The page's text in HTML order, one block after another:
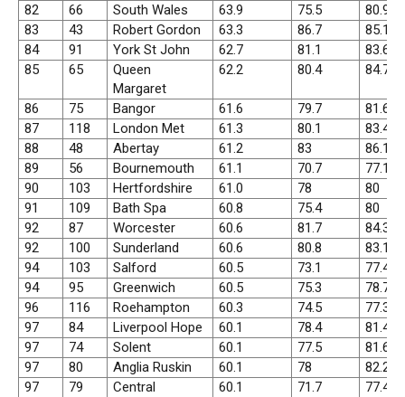
82
66 South Wales 63.9 75.5
80.9
83
43 Robert Gordon 63.3 86.7
85.1
84
91 York St John 62.7 81.1
83.6
85
65
Queen
Margaret
62.2 80.4 84.7
86 75 Bangor 61.6 79.7
81.6
87
118 London Met 61.3 80.1
83.4
88
48 Abertay 61.2 83
86.1
89
56 Bournemouth 61.1 70.7
77.1
90
103 Hertfordshire 61.0 78
80
91
109 Bath Spa 60.8 75.4
80
92
87 Worcester 60.6 81.7
84.3
92
100 Sunderland 60.6 80.8
83.1
94
103 Salford 60.5 73.1
77.4
94
95 Greenwich 60.5 75.3
78.7
96
116 Roehampton 60.3 74.5
77.3
97
84 Liverpool Hope 60.1 78.4
81.4
97
74 Solent 60.1 77.5
81.6
97
80 Anglia Ruskin 60.1 78
82.2
97
79
Central
60.1 71.7 77.4